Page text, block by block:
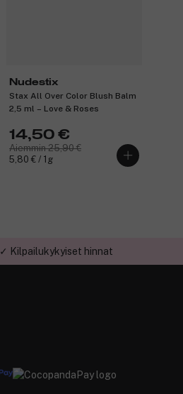
Nudestix
Stax All Over Color Blush Balm
2,5 ml – Love & Roses
14,50 €
Aiemmin 25,90 €
5,80 € / 1g
✓ Kilpailukykyiset hinnat